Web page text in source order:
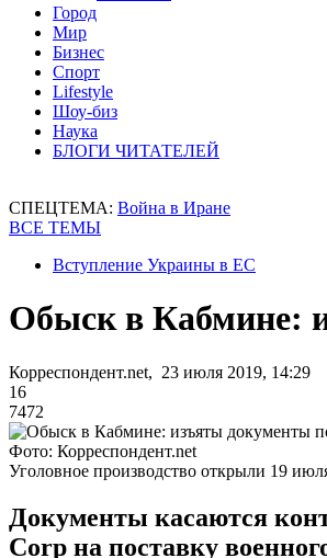
Город
Мир
Бизнес
Спорт
Lifestyle
Шоу-биз
Наука
БЛОГИ ЧИТАТЕЛЕЙ
СПЕЦТЕМА: Война в Иране
ВСЕ ТЕМЫ
Вступление Украины в ЕС
Обыск в Кабмине:
Корреспондент.net, 23 июля 2019, 14:29
16
7472
Фото: Корреспондент.net
Уголовное производство открыли 19
Документы касаются
Corp на поставку